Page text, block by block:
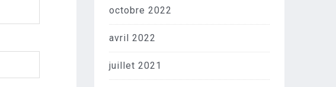
octobre 2022
avril 2022
juillet 2021